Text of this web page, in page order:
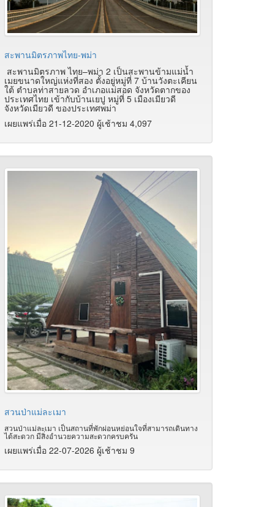
สะพานมิตรภาพไทย-พม่า
สะพานมิตรภาพ ไทย–พม่า 2 เป็นสะพานข้ามแม่น้ำ
เมยขนาดใหญ่แห่งที่สอง ตั้งอยู่หมู่ที่ 7 บ้านวังตะเคียน
ใต้ ตำบลท่าสายลวด อำเภอแม่สอด จังหวัดตากของ
ประเทศไทย เข้ากับบ้านเยปู หมู่ที่ 5 เมืองเมียวดี
จังหวัดเมียวดี ของประเทศพม่า
เผยแพร่เมื่อ 21-12-2020 ผู้เช้าชม 4,097
สวนป่าแม่ละเมา
สวนป่าแม่ละเมา เป็นสถานที่พักผ่อนหย่อนใจที่สามารถเดินทาง
ได้สะดวก มีสิ่งอำนวยความสะดวกครบครัน
เผยแพร่เมื่อ 22-07-2026 ผู้เช้าชม 9